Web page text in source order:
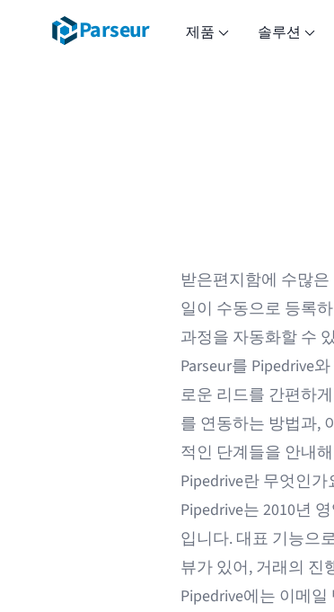
Parseur 제품 솔루션
받은편지함에 수많
일이 수동으로 등록
과정을 자동화할 수
Parseur를 Pipedrive
로운 리드를 간편하
를 연동하는 방법과,
적인 단계들을 안내
Pipedrive란 무엇인가
Pipedrive는 2010년
입니다. 대표 기능으
뷰가 있어, 거래의 진
Pipedrive에는 이메